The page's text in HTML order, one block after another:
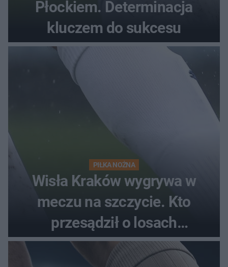
Płockiem. Determinacja
kluczem do sukcesu
PIŁKA NOŻNA
Wisła Kraków wygrywa w
meczu na szczycie. Kto
przesądził o losach
spotkania?